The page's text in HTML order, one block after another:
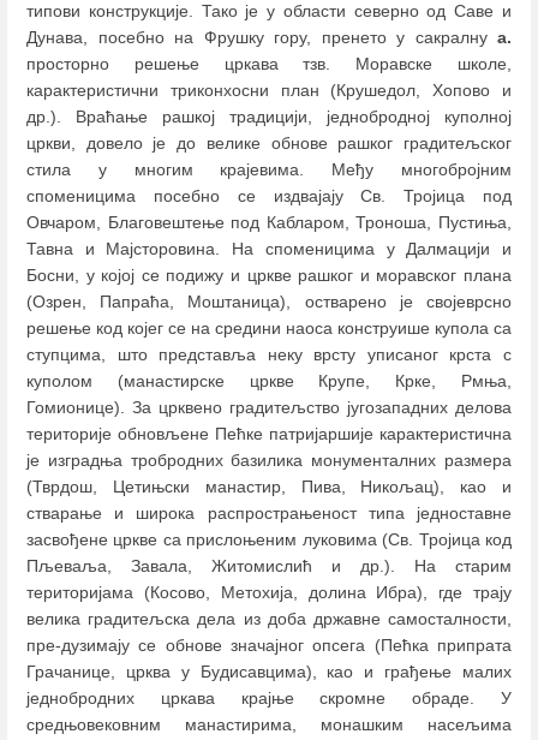
типови конструкције. Тако је у области северно од Саве и
Дунава, посебно на Фрушку гору, пренето у сакралну а.
просторно решење цркава тзв. Моравске школе,
карактеристични триконхосни план (Крушедол, Хопово и
др.). Враћање рашкој традицији, једнобродној куполној
цркви, довело је до велике обнове рашког градитељског
стила у многим крајевима. Међу многобројним
споменицима посебно се издвајају Св. Тројица под
Овчаром, Благовештење под Кабларом, Троноша, Пустиња,
Тавна и Мајсторовина. На споменицима у Далмацији и
Босни, у којој се подижу и цркве рашког и моравског плана
(Озрен, Папраћа, Моштаница), остварено је својеврсно
решење код којег се на средини наоса конструише купола са
ступцима, што представља неку врсту уписаног крста с
куполом (манастирске цркве Крупе, Крке, Рмња,
Гомионице). За црквено градитељство југозападних делова
територије обновљене Пећке патријаршије карактеристична
је изградња тробродних базилика монументалних размера
(Тврдош, Цетињски манастир, Пива, Никољац), као и
стварање и широка распрострањеност типа једноставне
засвођене цркве са прислоњеним луковима (Св. Тројица код
Пљеваља, Завала, Житомислић и др.). На старим
територијама (Косово, Метохија, долина Ибра), где трају
велика градитељска дела из доба државне самосталности,
пре-дузимају се обнове значајног опсега (Пећка припрата
Грачанице, црква у Будисавцима), као и грађење малих
једнобродних цркава крајње скромне обраде. У
средњовековним манастирима, монашким насељима